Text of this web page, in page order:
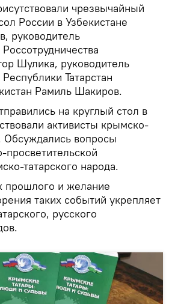
чрезвычайный
России в Узбекистане
руководитель
Шулика, руководитель
Татарстан
Рамиль Шакиров.
на круглый стол в
активисты крымско-
Обсуждались вопросы
просветительской
татарского народа.
прошлого и желание
таких событий укрепляет
русского